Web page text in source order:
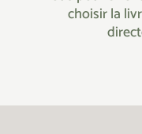
choisir la